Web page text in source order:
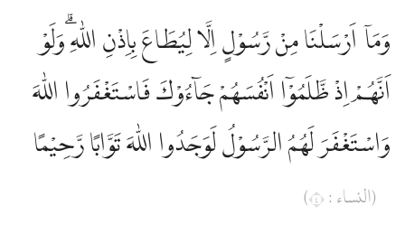
وَمَآ اَرْسَلْنَا مِنْ رَّسُوْلٍ اِلَّا لِيُطَاعَ بِاِذْنِ اللّٰهِ ۗوَلَوْ
اَنَّهُمْ اِذْ ظَّلَمُوْٓا اَنْفُسَهُمْ جَاۤءُوْكَ فَاسْتَغْفَرُوا اللّٰهَ
وَاسْتَغْفَرَ لَهُمُ الرَّسُوْلُ لَوَجَدُوا اللّٰهَ تَوَّابًا رَّحِيْمًا
(النساء : ٤)